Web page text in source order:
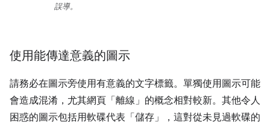
誤導。
使用能傳達意義的圖示
請務必在圖示旁使用有意義的文字標籤。單獨使用圖示可能
會造成混淆，尤其網頁「離線」的概念相對較新。其他令人
困惑的圖示包括用軟碟代表「儲存」，這對從未見過軟碟的